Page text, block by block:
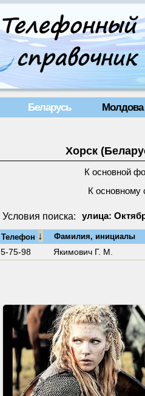
Беларусь Молдова
Хорск
К основной
К основному
Условия поиска: улица:
Телефон ↓ Фамилия, инициалы
5-75-98 Якимович Г. М.